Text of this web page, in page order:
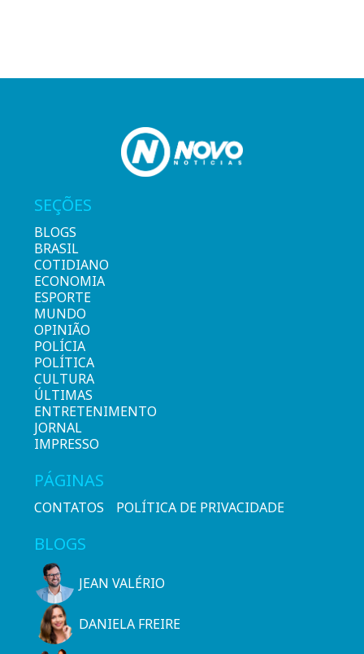
SEÇÕES
BLOGS
BRASIL
COTIDIANO
ECONOMIA
ESPORTE
MUNDO
OPINIÃO
POLÍCIA
POLÍTICA
CULTURA
ÚLTIMAS
ENTRETENIMENTO
JORNAL
IMPRESSO
PÁGINAS
CONTATOS POLÍTICA DE PRIVACIDADE
BLOGS
JEAN VALÉRIO
DANIELA FREIRE